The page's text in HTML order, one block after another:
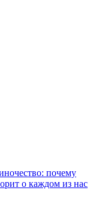
почему
о каждом из нас